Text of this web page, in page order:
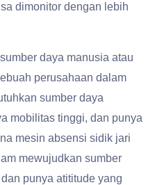
dimonitor dengan lebih
daya manusia atau
perusahaan dalam
sumber daya
mobilitas tinggi, dan punya
mesin absensi sidik jari
mewujudkan sumber
punya atititude yang